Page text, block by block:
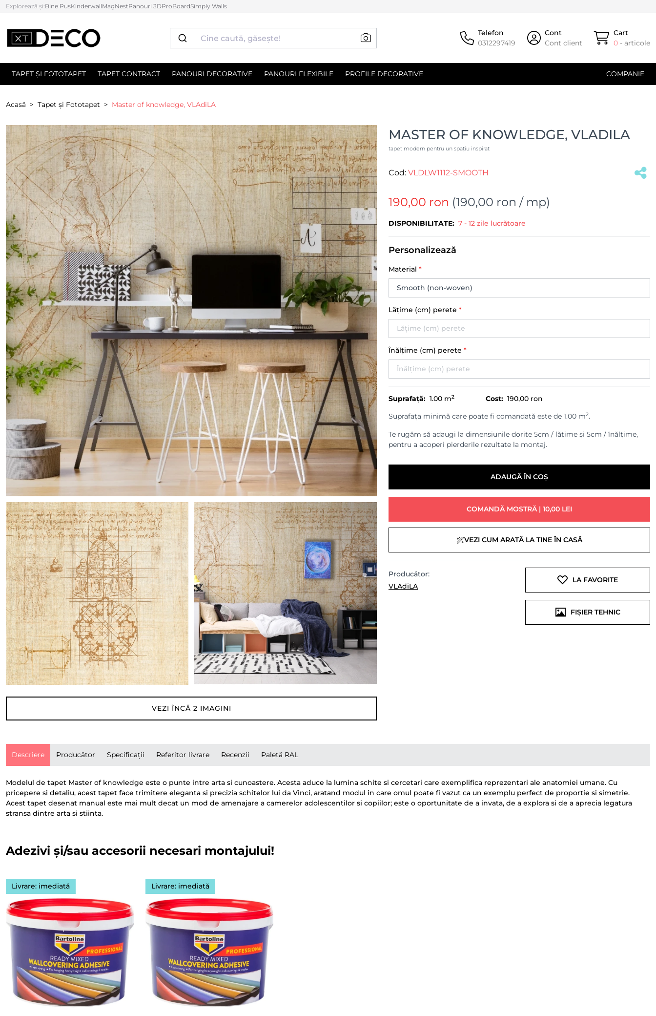
Explorează și:Bine PusKinderwallMagNestPanouri 3DProBoardSimply Walls
Telefon
0312297419
Cont
Cont client
Cart
0 - articole
TAPET ȘI FOTOTAPET TAPET CONTRACT PANOURI DECORATIVE PANOURI FLEXIBILE PROFILE DECORATIVE COMPANIE
Acasă Tapet și Fototapet Master of knowledge, VLAdiLA
VEZI ÎNCĂ 2 IMAGINI
MASTER OF KNOWLEDGE, VLADILA
tapet modern pentru un spațiu inspirat
Cod: VLDLW1112-SMOOTH
190,00 ron (190,00 ron / mp)
DISPONIBILITATE: 7 - 12 zile lucrătoare
Personalizează
Material *
Lățime (cm) perete *
Înălțime (cm) perete *
Suprafață: 1.00 m2 Cost: 190,00 ron
Suprafața minimă care poate fi comandată este de 1.00 m2.
Te rugăm să adaugi la dimensiunile dorite 5cm / lățime și 5cm / înălțime,
pentru a acoperi pierderile rezultate la montaj.
ADAUGĂ ÎN COȘ
COMANDĂ MOSTRĂ | 10,00 LEI
VEZI CUM ARATĂ LA TINE ÎN CASĂ
Producător:
VLAdiLA
LA FAVORITE
FIȘIER TEHNIC
Descriere Producător Specificații Referitor livrare Recenzii Paletă RAL
Modelul de tapet Master of knowledge este o punte intre arta si cunoastere. Acesta aduce la lumina schite si cercetari care exemplifica reprezentari ale anatomiei umane. Cu
pricepere si detaliu, acest tapet face trimitere eleganta si precizia schitelor lui da Vinci, aratand modul in care omul poate fi vazut ca un exemplu perfect de proportie si simetrie.
Acest tapet desenat manual este mai mult decat un mod de amenajare a camerelor adolescentilor si copiilor; este o oportunitate de a invata, de a explora si de a aprecia legatura
stransa dintre arta si stiinta.
Adezivi și/sau accesorii necesari montajului!
Livrare: imediată Livrare: imediată